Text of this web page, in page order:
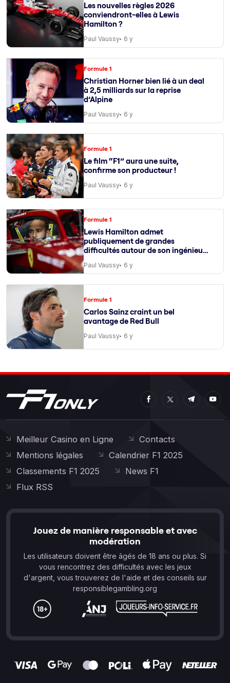
Les nouvelles règles 2026
conviendront-elles à Lewis
Hamilton ?
Paul Vaussy 6 y
Formule 1
Christian Horner bien lié à un deal
à 2,5 milliards sur la reprise
d’Alpine
Paul Vaussy 6 y
Formule 1
Le film “F1” aura une suite,
confirme son producteur !
Paul Vaussy 6 y
Formule 1
Lewis Hamilton admet
publiquement de grandes
difficultés autour de son ingénieur
Paul Vaussy 6 y
Formule 1
Carlos Sainz craint un bel
avantage de Red Bull
Paul Vaussy 6 y
Meilleur Casino en Ligne
Contacts
Mentions légales
Calendrier F1 2025
Classements F1 2025
News F1
Flux RSS
Jouez de manière responsable et avec
modération
Les utilisateurs doivent être âgés de 18 ans ou plus. Si
vous rencontrez des difficultés avec les jeux
d'argent, vous trouverez de l'aide et des conseils sur
responsiblegambling.org